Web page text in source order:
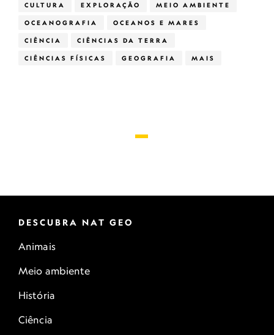
CULTURA EXPLORAÇÃO MEIO AMBIENTE
OCEANOGRAFIA OCEANOS E MARES
CIÊNCIA CIÊNCIAS DA TERRA
CIÊNCIAS FÍSICAS GEOGRAFIA MAIS
DESCUBRA NAT GEO
Animais
Meio ambiente
História
Ciência